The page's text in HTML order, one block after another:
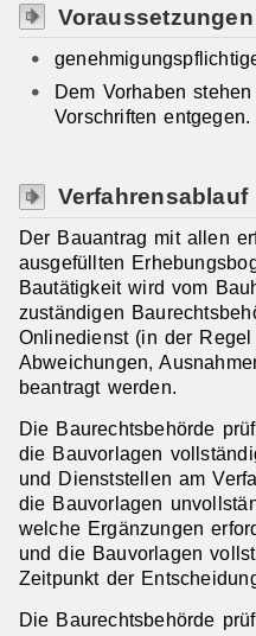
Voraussetzungen
Dem Vorhaben
Vorschriften entgegen.
Verfahrensablauf
Der Bauantrag mit allen
ausgefüllten
Bautätigkeit wird vom
zuständigen
Onlinedienst (in der
Abweichungen,
beantragt werden.
Die Baurechtsbehörde
die Bauvorlagen
und Dienststellen am
die Bauvorlagen
welche Ergänzungen
und die Bauvorlagen
Zeitpunkt der
Die Baurechtsbehörde